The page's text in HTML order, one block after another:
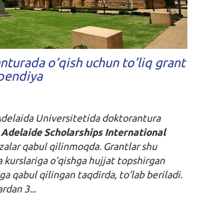
o’qish uchun to’liq grant
Universitetida doktorantura
Adelaide Scholarships International
qabul qilinmoqda. Grantlar shu
o’qishga hujjat topshirgan
qabul qilingan taqdirda, to’lab beriladi.
3...